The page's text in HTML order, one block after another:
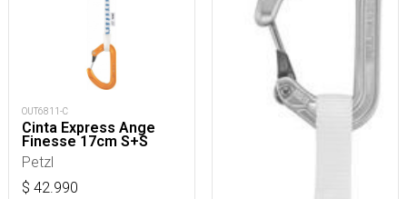
OUT6811-C
Cinta Express Ange
Finesse 17cm S+S
Petzl
$ 42.990